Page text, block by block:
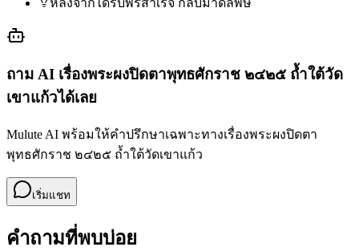
ถาม AI เรื่องพระผงปิดตาพุทธศักราช ๒๔๒๕ ถ้ำใต้วัด
เขาแก้วได้เลย
Mulute AI พร้อมให้คำปรึกษาเฉพาะทางเรื่องพระผงปิดตา
พุทธศักราช ๒๔๒๕ ถ้ำใต้วัดเขาแก้ว
เริ่มแชท
คำถามที่พบบ่อย